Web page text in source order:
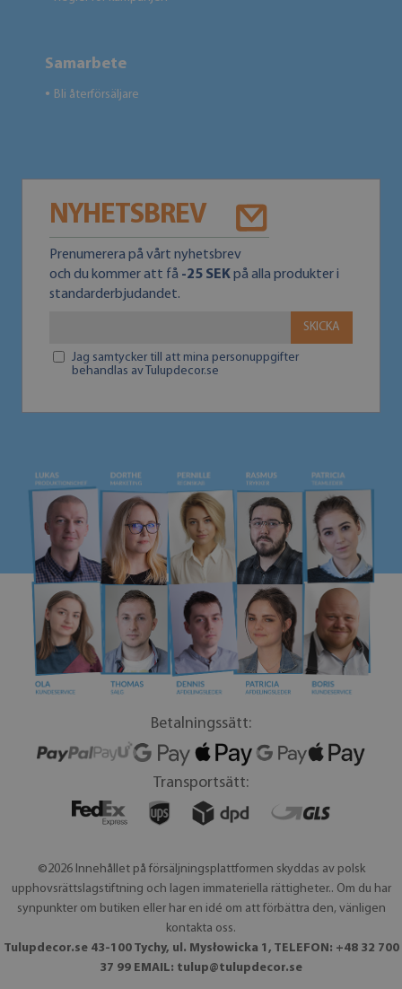
Samarbete
● Bli återförsäljare
NYHETSBREV
Prenumerera på vårt nyhetsbrev
och du kommer att få -25 SEKpå alla produkter i
standarderbjudandet.
SKICKA
Jag samtycker till att mina personuppgifter
behandlas av Tulupdecor.se
Betalningssätt:
Transportsätt:
©2026 Innehållet på försäljningsplattformen skyddas av polsk
upphovsrättslagstiftning och lagen immateriella rättigheter.. Om du har
synpunkter om butiken eller har en idé om att förbättra den, vänligen
kontakta oss.
Tulupdecor.se 43-100 Tychy, ul. Mysłowicka 1, TELEFON: +48 32 700
37 99 EMAIL: tulup@tulupdecor.se